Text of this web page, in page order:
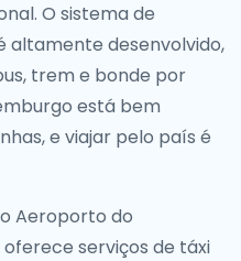
O sistema de
altamente desenvolvido,
trem e bonde por
está bem
e viajar pelo país é
Aeroporto do
oferece serviços de táxi